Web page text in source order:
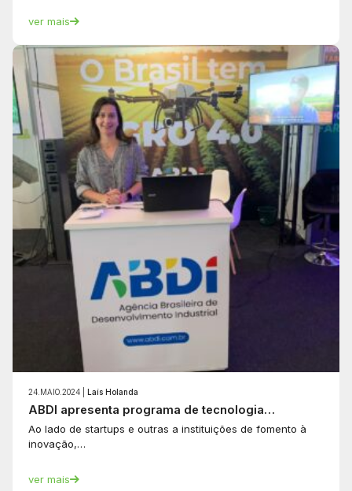
ver mais
24.MAIO.2024 | Laís Holanda
ABDI apresenta programa de tecnologia…
Ao lado de startups e outras a instituições de fomento à
inovação,…
ver mais